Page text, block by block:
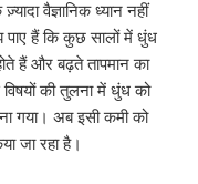
वैज्ञानिक ध्यान नहीं
पाए हैं कि कुछ सालों में धुंध
हैं और बढ़ते तापमान का
की तुलना में धुंध को
गया। अब इसी कमी को
जा रहा है।